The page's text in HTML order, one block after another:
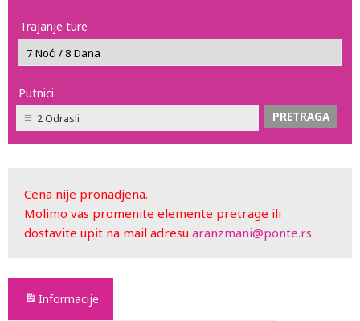
Trajanje ture
Putnici
2 Odrasli
Cena nije pronadjena.
Molimo vas promenite elemente pretrage ili
dostavite upit na mail adresu aranzmani@ponte.rs.
Informacije